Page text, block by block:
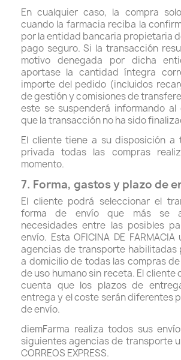
En cualquier caso, la compra
cuando la farmacia reciba la
por la entidad bancaria propietaria
pago seguro. Si la transacción
motivo denegada por dicha
aportase la cantidad íntegra
importe del pedido (incluidos
de gestión y comisiones de
este se suspenderá informando
que la transacción no ha sido
El cliente tiene a su disposición a
privada todas las compras
momento.
7. Forma, gastos y plazo de
El cliente podrá seleccionar el
forma de envío que más se
necesidades entre las posibles
envío. Esta OFICINA DE
agencias de transporte habilitadas
a domicilio de todas las compras
de uso humano sin receta. El cliente
cuenta que los plazos de
entrega y el coste serán diferentes
de envío.
diemFarma realiza todos sus
siguientes agencias de transporte
CORREOS EXPRESS.